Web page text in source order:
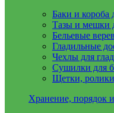
Баки и короба
Тазы и мешки
Бельевые
Гладильные
Чехлы для
Сушилки для
Щетки,
Хранение, порядок